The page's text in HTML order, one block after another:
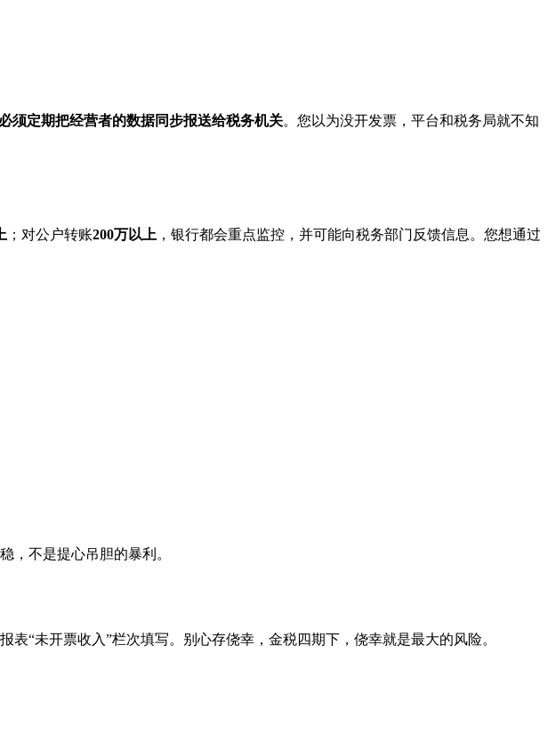
须定期把经营者的数据同步报送给税务机关。您以为没开发票，平台和税务局就不知
；对公户转账200万以上 ，银行都会重点监控，并可能向税务部门反馈信息。您想通过
，不是提心吊胆的暴利。
表“未开票收入”栏次填写。别心存侥幸，金税四期下，侥幸就是最大的风险。